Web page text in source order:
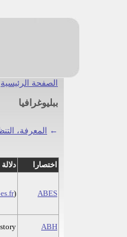
الصفحة الرئيسية
ببليوغرافيا
← المعرفة،
دلالة
اختصارا
) ABES
ABH